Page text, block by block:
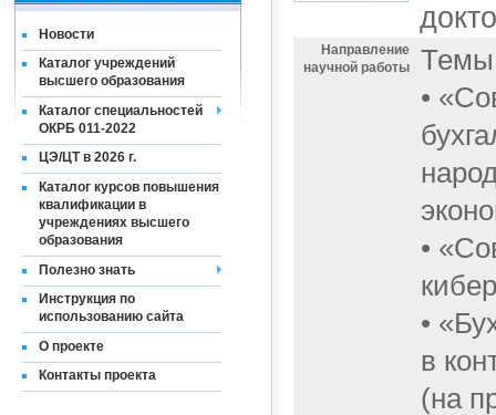
Новости
Каталог учреждений
высшего образования
Каталог специальностей
ОКРБ 011-2022
ЦЭ/ЦТ в 2026 г.
Каталог курсов повышения
квалификации в
учреждениях высшего
образования
Полезно знать
Инструкция по
использованию сайта
О проекте
Контакты проекта
Направление
научной работы
Темы
•
•
•
в
(на